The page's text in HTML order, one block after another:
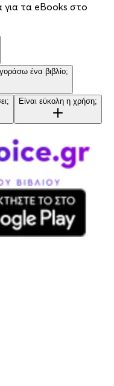
για τα eBooks στο
ένα βιβλίο;
Είναι εύκολη η χρήση;